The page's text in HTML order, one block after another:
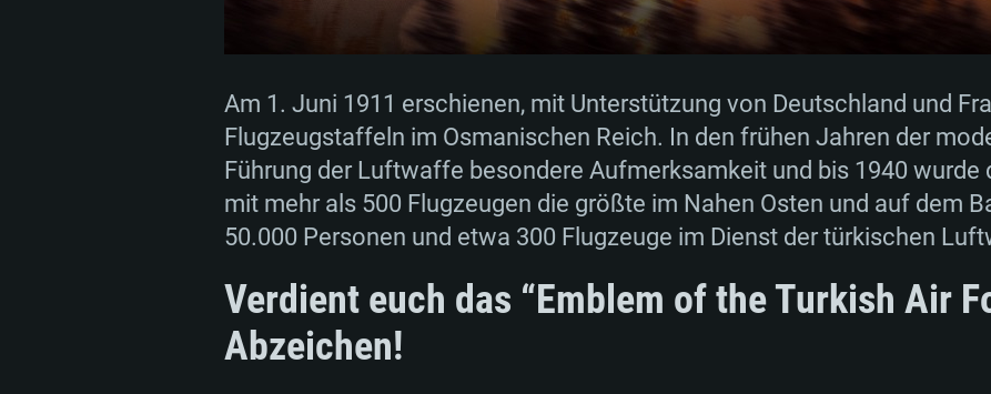
Am 1. Juni 1911 erschienen, mit Unterstützung von Deutschland und
Flugzeugstaffeln im Osmanischen Reich. In den frühen Jahren der
Führung der Luftwaffe besondere Aufmerksamkeit und bis 1940
mit mehr als 500 Flugzeugen die größte im Nahen Osten und auf dem
50.000 Personen und etwa 300 Flugzeuge im Dienst der türkischen
Verdient euch das “Emblem of the Turkish Air
Abzeichen!